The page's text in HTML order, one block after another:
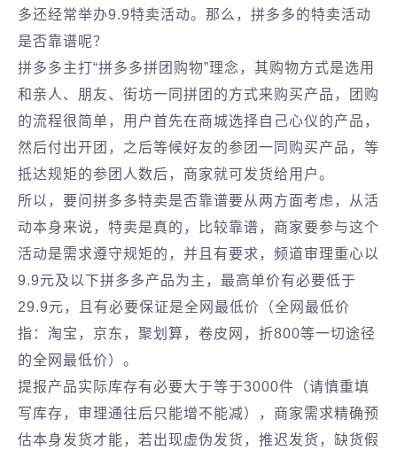
多还经常举办9.9特卖活动。那么，拼多多的特卖活动
是否靠谱呢？
拼多多主打“拼多多拼团购物”理念，其购物方式是选用
和亲人、朋友、街坊一同拼团的方式来购买产品，团购
的流程很简单，用户首先在商城选择自己心仪的产品，
然后付出开团，之后等候好友的参团一同购买产品，等
抵达规矩的参团人数后，商家就可发货给用户。
所以，要问拼多多特卖是否靠谱要从两方面考虑，从活
动本身来说，特卖是真的，比较靠谱，商家要参与这个
活动是需求遵守规矩的，并且有要求，频道审理重心以
9.9元及以下拼多多产品为主，最高单价有必要低于
29.9元，且有必要保证是全网最低价（全网最低价
指：淘宝，京东，聚划算，卷皮网，折800等一切途径
的全网最低价）。
提报产品实际库存有必要大于等于3000件（请慎重填
写库存，审理通往后只能增不能减），商家需求精确预
估本身发货才能，若出现虚伪发货，推迟发货，缺货假